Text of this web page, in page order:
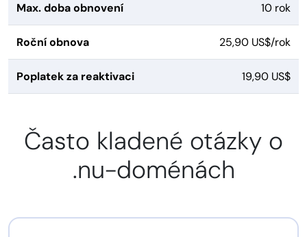
Max. doba obnovení 10 rok
Roční obnova 25,90 US$/rok
Poplatek za reaktivaci 19,90 US$
Často kladené otázky o
.nu-doménách